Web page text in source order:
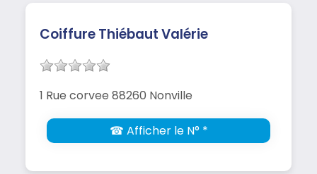
Coiffure Thiébaut Valérie
1 Rue corvee 88260 Nonville
☎ Afficher le N° *